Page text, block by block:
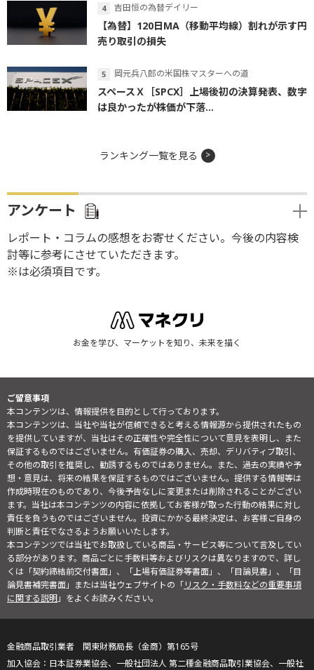
吉田恒の為替デイリー
【為替】120日MA（移動平均線）割れが示す円
売り取引の損失
岡元兵八郎の米国株マスターへの道
スペースＸ［SPCX］上場後初の決算発表、数字
は良かったが株価が下落...
ランキング一覧を見る
アンケート
レポート・コラムの感想をお寄せください。今後の内容検
討等に参考にさせていただきます。
※は必須項目です。
お金を学び、マーケットを知り、未来を描く
ご留意事項
本コンテンツは、情報提供を目的として行っております。
本コンテンツは、当社や当社が信頼できると考える情報源から提供されたもの
を提供していますが、当社はその正確性や完全性について意見を表明し、また
保証するものではございません。有価証券の購入、売却、デリバティブ取引、
その他の取引を推奨し、勧誘するものではありません。また、過去の実績や予
想・意見は、将来の結果を保証するものではございません。提供する情報等は
作成時現在のものであり、今後予告なしに変更または削除されることがござい
ます。当社は本コンテンツの内容に依拠してお客様が取った行動の結果に対し
責任を負うものではございません。投資にかかる最終決定は、お客様ご自身の
判断と責任でなさるようお願いいたします。
本コンテンツでは当社でお取扱している商品・サービス等について言及してい
る部分があります。商品ごとに手数料等およびリスクは異なりますので、詳し
くは「契約締結前交付書面」、「上場有価証券等書面」、「目論見書」、「目
論見書補完書面」または当社ウェブサイトの「リスク・手数料などの重要事項
に関する説明」をよくお読みください。
金融商品取引業者 関東財務局長（金商）第165号
日本証券業協会、一般社団法人 第二種金融商品取引業協会、一般社